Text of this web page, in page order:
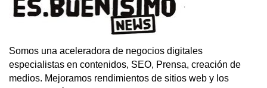
Somos una aceleradora de negocios digitales
especialistas en contenidos, SEO, Prensa, creación de
medios. Mejoramos rendimientos de sitios web y los